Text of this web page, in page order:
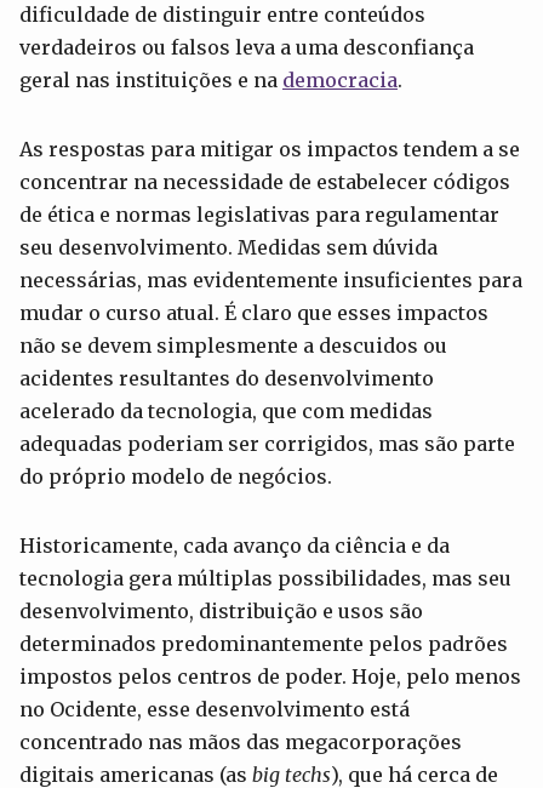
dificuldade de distinguir entre conteúdos
verdadeiros ou falsos leva a uma desconfiança
geral nas instituições e na democracia.
As respostas para mitigar os impactos tendem a se
concentrar na necessidade de estabelecer códigos
de ética e normas legislativas para regulamentar
seu desenvolvimento. Medidas sem dúvida
necessárias, mas evidentemente insuficientes para
mudar o curso atual. É claro que esses impactos
não se devem simplesmente a descuidos ou
acidentes resultantes do desenvolvimento
acelerado da tecnologia, que com medidas
adequadas poderiam ser corrigidos, mas são parte
do próprio modelo de negócios.
Historicamente, cada avanço da ciência e da
tecnologia gera múltiplas possibilidades, mas seu
desenvolvimento, distribuição e usos são
determinados predominantemente pelos padrões
impostos pelos centros de poder. Hoje, pelo menos
no Ocidente, esse desenvolvimento está
concentrado nas mãos das megacorporações
digitais americanas (as big techs), que há cerca de